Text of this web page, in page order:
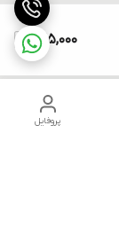
825,000
پروفایل